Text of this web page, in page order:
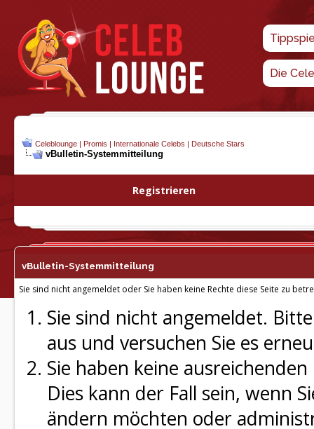
Die
Celeblounge | Promis | Internationale Celebs | Deutsche Stars
vBulletin-Systemmitteilung
Registrieren
vBulletin-Systemmitteilung
Sie sind nicht angemeldet oder Sie haben keine Rechte diese Seite zu
Sie sind nicht angemeldet.
aus und versuchen Sie es
Sie haben keine
Dies kann der Fall sein, wenn
ändern möchten oder